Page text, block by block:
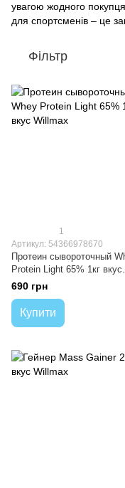
увагою жодного
для спортсменів – це
Фільтр
1
Артикул: 54366978670
Протеин сывороточный
Protein Light 65% 1кг вкус
Willmax
690 грн
Купити